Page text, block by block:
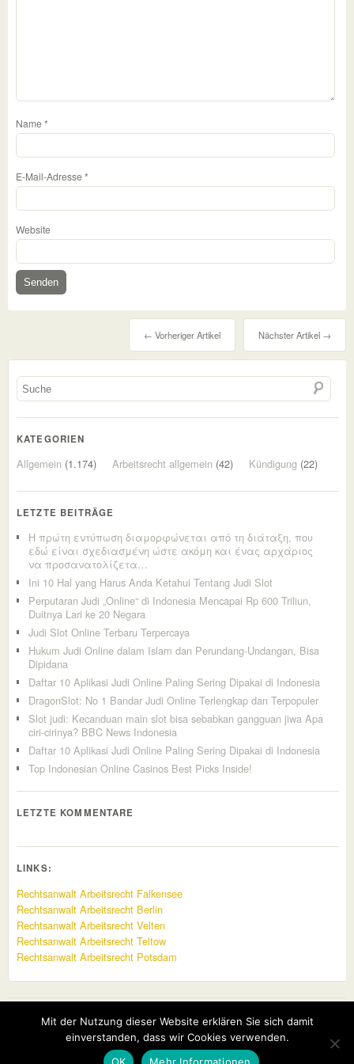
Name*
E-Mail-Adresse*
Website
Nächster Artikel →
← Vorheriger Artikel
KATEGORIEN
Allgemein (1.174) Arbeitsrecht allgemein (42) Kündigung (22)
LETZTE BEITRÄGE
Η πρώτη εντύπωση διαμορφώνεται από τη διάταξη, που
εδώ είναι σχεδιασμένη ώστε ακόμη και ένας αρχάριος
να προσανατολίζετα…
Ini 10 Hal yang Harus Anda Ketahui Tentang Judi Slot
Perputaran Judi „Online“ di Indonesia Mencapai Rp 600 Triliun,
Duitnya Lari ke 20 Negara
Judi Slot Online Terbaru Terpercaya
Hukum Judi Online dalam Islam dan Perundang-Undangan, Bisa
Dipidana
Daftar 10 Aplikasi Judi Online Paling Sering Dipakai di Indonesia
DragonSlot: No 1 Bandar Judi Online Terlengkap dan Terpopuler
Slot judi: Kecanduan main slot bisa sebabkan gangguan jiwa Apa
ciri-cirinya? BBC News Indonesia
Daftar 10 Aplikasi Judi Online Paling Sering Dipakai di Indonesia
Top Indonesian Online Casinos Best Picks Inside!
LETZTE KOMMENTARE
LINKS:
Rechtsanwalt Arbeitsrecht Falkensee
Rechtsanwalt Arbeitsrecht Berlin
Rechtsanwalt Arbeitsrecht Velten
Rechtsanwalt Arbeitsrecht Teltow
Rechtsanwalt Arbeitsrecht Potsdam
DATENSCHUTZERKLÄRUNG IMPRESSUM
Top
Mit der Nutzung dieser Website erklären Sie sich damit
einverstanden, dass wir Cookies verwenden.
OK
Mehr Informationen